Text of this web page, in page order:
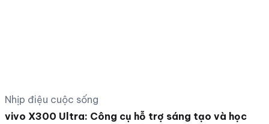
Nhịp điệu cuộc sống
vivo X300 Ultra: Công cụ hỗ trợ sáng tạo và học